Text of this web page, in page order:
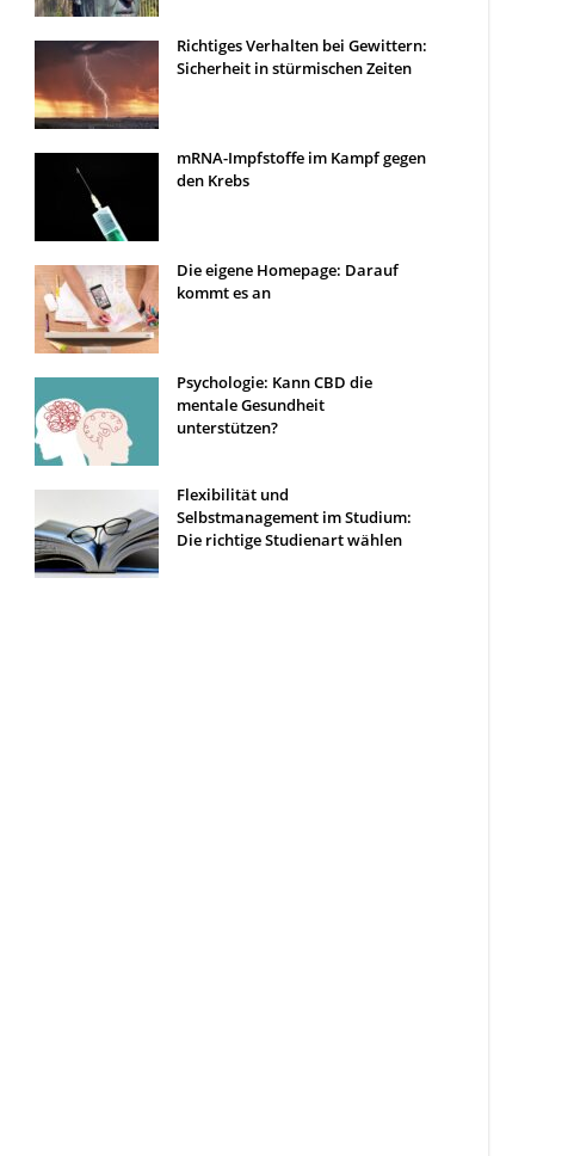
Richtiges Verhalten bei Gewittern:
Sicherheit in stürmischen Zeiten
mRNA-Impfstoffe im Kampf gegen
den Krebs
Die eigene Homepage: Darauf
kommt es an
Psychologie: Kann CBD die
mentale Gesundheit
unterstützen?
Flexibilität und
Selbstmanagement im Studium:
Die richtige Studienart wählen